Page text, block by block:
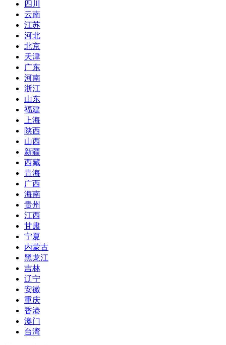
四川
云南
江苏
河北
北京
天津
广东
河南
浙江
山东
福建
上海
陕西
山西
新疆
西藏
青海
广西
海南
贵州
江西
甘肃
宁夏
内蒙古
黑龙江
吉林
辽宁
安徽
重庆
香港
澳门
台湾